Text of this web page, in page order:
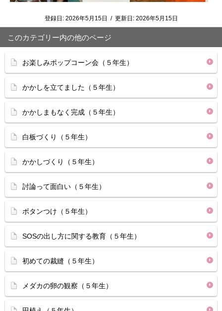
登録日: 2026年5月15日 / 更新日: 2026年5月15日
このカテゴリー内の他のページ
お楽しみポップコーン会（５年生）
かかしを立てました（５年生）
かかしまもなく完成（５年生）
白板づくり（５年生）
かかしづくり（５年生）
討論って面白い（５年生）
ボタンつけ（５年生）
SOSの出し方に関する教育（５年生）
初めての裁縫（５年生）
メダカの卵の観察（５年生）